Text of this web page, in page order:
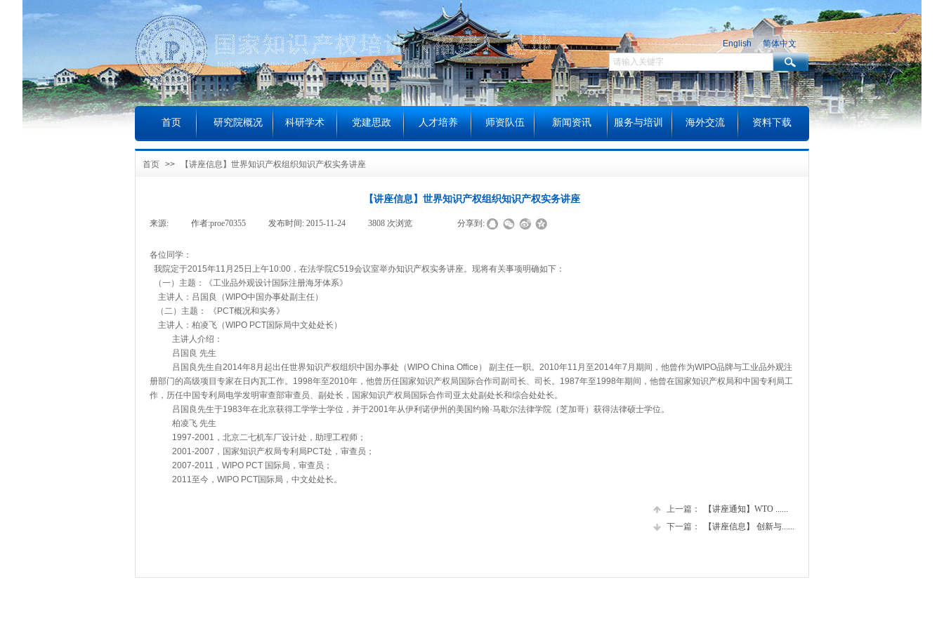
首页 研究院概况 科研学术 党建思政 人才培养 师资队伍 新闻资讯 服务与培训 海外交流 资料下载
English 简体中文
首页 >> 【讲座信息】世界知识产权组织知识产权实务讲座
【讲座信息】世界知识产权组织知识产权实务讲座
来源: 作者:proe70355 发布时间: 2015-11-24 3808 次浏览 分享到:
各位同学 ：
我院定于2015年11月25 日 上午10:00， 在法学院C519会议室举办知识产权实务讲座。现将有关事项明确如下：
（一）主题 ：
《工业品外观设计国际注册海牙体系》
主讲人： 吕国良（WIPO中国办事处副主任）
（二）主题：
《 PCT概况和实务》
主讲人： 柏凌飞（WIPO PCT国际局中文处处长 ）
主讲人介绍：
吕国良 先生
吕国良 先生自2014年8月起出任世界知识产权组织中国办事处（WIPO China Office ） 副主任一职。 2010年11 月至2014年7 月期间，他曾作为WIPO品牌与工业品外观注
册部门的高级项目专家在日内瓦工作。 1998年至2010年，他曾历任国家知识产权局国际合作司副司长、司长。1987年至1998年期间，他曾在国家知识产权局和中国专利局工
作，历任中国专利局电学发明审查部审查员、副处长，国家知识产权局国际合作司亚太处副处长和综合处处长。
吕国良先生于1983年在北京获得工学学士学位，并于2001年从伊利诺伊州的美国约翰·马歇尔法律学院（芝加哥）获得法律硕士学位。
柏凌飞 先生
1997-2001，北京二七机车厂设计处，助理工程师；
2001-2007，国家知识产权局专利局PCT处，审查员；
2007-2011，WIPO PCT 国际局，审查员；
2011至今，WIPO PCT国际局，中文处处长。
上一篇：
【讲座通知】WTO ......
下一篇：
【讲座信息】 创新与......